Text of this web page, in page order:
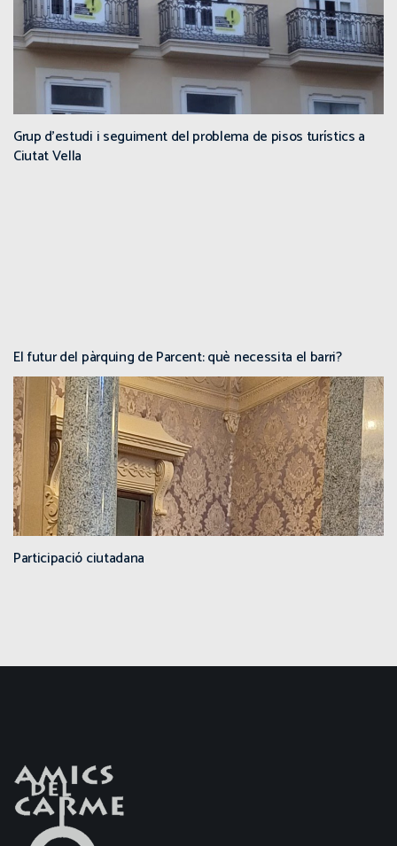
Grup d’estudi i seguiment del problema de pisos turístics a
Ciutat Vella
El futur del pàrquing de Parcent: què necessita el barri?
Participació ciutadana